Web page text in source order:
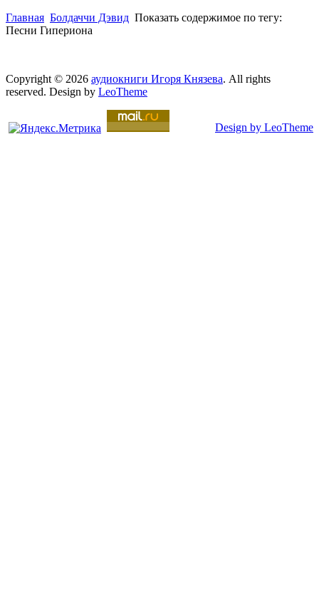
Главная Болдаччи Дэвид Показать содержимое по тегу:
Песни Гипериона
Copyright © 2026 аудиокниги Игоря Князева. All rights
reserved. Design by LeoTheme
Design by LeoTheme